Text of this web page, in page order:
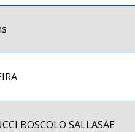
BOSCOLO SALLASAE